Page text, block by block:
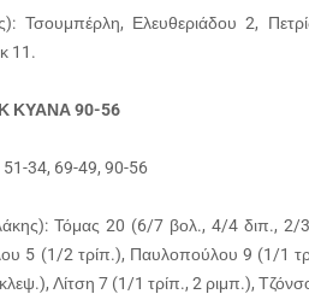
Τσουμπέρλη, Ελευθεριάδου 2,
11.
ΚΥΑΝΑ 90-56
51-34, 69-49, 90-56
Τόμας 20 (6/7 βολ., 4/4 διπ., 2/
5 (1/2 τρίπ.), Παυλοπούλου 9 (1/1
Λίτση 7 (1/1 τρίπ., 2 ριμπ.),